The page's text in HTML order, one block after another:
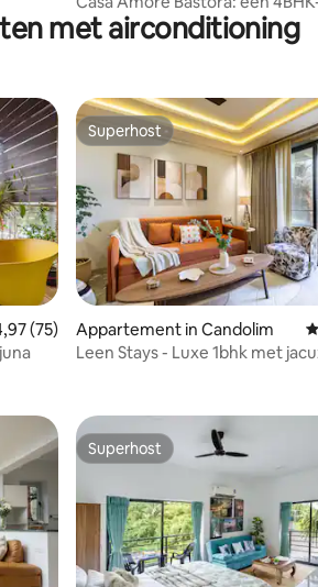
zwembad
met airconditioning
beoordeling van 4,97 op 5, 75
(75)
Superhost
Superhost
Appartement in Candolim
Leen Stays - Luxe 1bhk met
Superhost
Superhost